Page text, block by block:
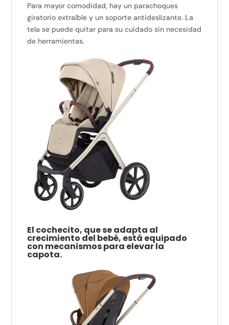
Para mayor comodidad, hay un parachoques
giratorio extraíble y un soporte antideslizante. La
tela se puede quitar para su cuidado sin necesidad
de herramientas.
El cochecito, que se adapta al
crecimiento del bebé, está equipado
con mecanismos para elevar la
capota.